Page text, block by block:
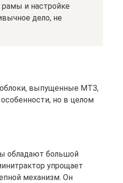
рамы и настройке
дело, не
выпущенные МТЗ,
но в целом
обладают большой
упрощает
механизм. Он